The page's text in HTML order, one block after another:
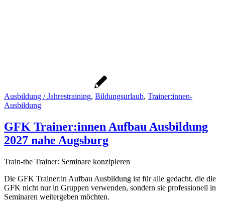
Ausbildung / Jahrestraining, Bildungsurlaub, Trainer:innen-
Ausbildung
GFK Trainer:innen Aufbau Ausbildung
2027 nahe Augsburg
Train-the Trainer: Seminare konzipieren
Die GFK Trainer:in Aufbau Ausbildung ist für alle gedacht, die die
GFK nicht nur in Gruppen verwenden, sondern sie professionell in
Seminaren weitergeben möchten.